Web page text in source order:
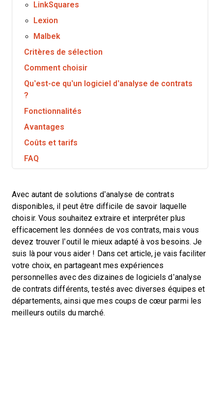
LinkSquares
Lexion
Malbek
Critères de sélection
Comment choisir
Qu’est-ce qu’un logiciel d’analyse de contrats
?
Fonctionnalités
Avantages
Coûts et tarifs
FAQ
Avec autant de solutions d’analyse de contrats
disponibles, il peut être difficile de savoir laquelle
choisir. Vous souhaitez extraire et interpréter plus
efficacement les données de vos contrats, mais vous
devez trouver l’outil le mieux adapté à vos besoins. Je
suis là pour vous aider ! Dans cet article, je vais faciliter
votre choix, en partageant mes expériences
personnelles avec des dizaines de logiciels d’analyse
de contrats différents, testés avec diverses équipes et
départements, ainsi que mes coups de cœur parmi les
meilleurs outils du marché.